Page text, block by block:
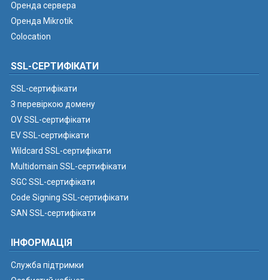
Оренда сервера
Оренда Mikrotik
Colocation
SSL-СЕРТИФІКАТИ
SSL-сертифікати
З перевіркою домену
OV SSL-сертифікати
EV SSL-сертифікати
Wildcard SSL-сертифікати
Multidomain SSL-сертифікати
SGC SSL-сертифікати
Code Signing SSL-сертифікати
SAN SSL-сертифікати
ІНФОРМАЦІЯ
Служба підтримки